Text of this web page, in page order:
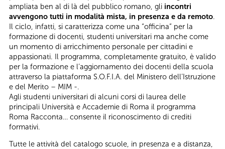
ampliata ben al di là del pubblico romano, gli incontri
avvengono tutti in modalità mista, in presenza e da remoto.
Il ciclo, infatti, si caratterizza come una “officina” per la
formazione di docenti, studenti universitari ma anche come
un momento di arricchimento personale per cittadini e
appassionati. Il programma, completamente gratuito, è valido
per la formazione e l’aggiornamento dei docenti della scuola
attraverso la piattaforma S.O.F.I.A. del Ministero dell’Istruzione
e del Merito – MIM -.
Agli studenti universitari di alcuni corsi di laurea delle
principali Università e Accademie di Roma il programma
Roma Racconta… consente il riconoscimento di crediti
formativi.
Tutte le attività del catalogo scuole, in presenza e a distanza,